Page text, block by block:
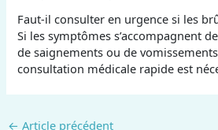
Faut-il consulter en urgence si les
Si les symptômes s’accompagnent
de saignements ou de
consultation médicale rapide est
← Article précédent